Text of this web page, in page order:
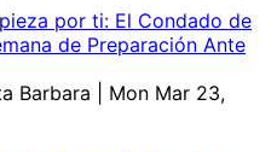
Barbara
| Mon Mar 23,